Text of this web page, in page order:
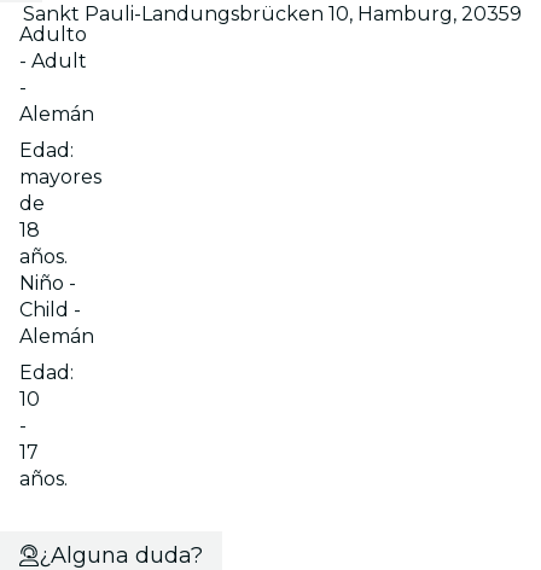
Adulto
- Adult
-
Alemán
Edad:
mayores
de
18
años.
Niño -
Child -
Alemán
Edad:
10
-
17
años.
Sankt Pauli-Landungsbrücken 10, Hamburg, 20359
¿Alguna duda?